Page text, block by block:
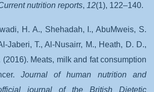
nutrition reports, 12(1), 122–140.
H. A., Shehadah, I., AbuMweis, S.
Jaberi, T., Al-Nusairr, M., Heath, D. D.,
Meats, milk and fat consumption
Journal of human nutrition and
journal of the British Dietetic